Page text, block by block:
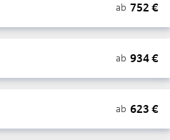
ab 752 €
ab 934€
ab 623 €